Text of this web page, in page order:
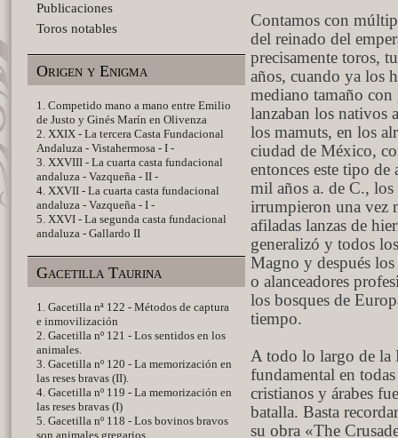
Publicaciones
Toros notables
Origen y Enigma
1. Competido mano a mano entre Emilio
de Justo y Ginés Marín en Olivenza
2. XXIX - La tercera Casta Fundacional
Andaluza - Vistahermosa - I -
3. XXVIII - La cuarta casta fundacional
andaluza - Vazqueña - II -
4. XXVII - La cuarta casta fundacional
andaluza - Vazqueña - I -
5. XXVI - La segunda casta fundacional
andaluza - Gallardo II
Gacetilla Taurina
1. Gacetilla nª 122 - Métodos de captura
e inmovilización
2. Gacetilla nº 121 - Los sentidos en los
animales.
3. Gacetilla nº 120 - La memorización en
las reses bravas (II).
4. Gacetilla nº 119 - La memorización en
las reses bravas (I)
5. Gacetilla nº 118 - Los bovinos bravos
son animales gregarios
Contamos con
del reinado del
precisamente toros,
años, cuando ya los
mediano tamaño
lanzaban los nativos
los mamuts, en los
ciudad de México,
entonces este tipo de
mil años a. de C., los
irrumpieron una vez
afiladas lanzas de
generalizó y todos
Magno y después
o alanceadores
los bosques de
tiempo.
A todo lo largo de la
fundamental en
cristianos y árabes
batalla. Basta
su obra «The